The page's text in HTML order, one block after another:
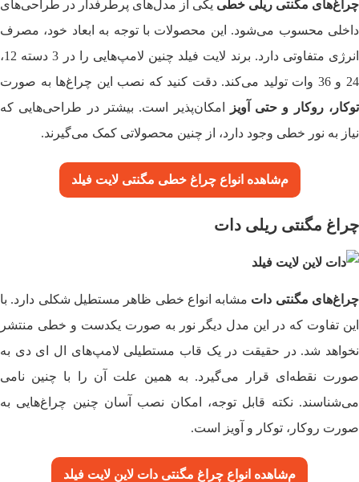
چراغ‌های مگنتی ریلی خطی یکی از مدل‌های پرطرفدار در طراحی‌های
داخلی محسوب می‌شود. این محصولات با توجه به ابعاد خود، مصرف
انرژی متفاوتی دارد. برند لایت فیلد چنین لامپ‌هایی را در 3 دسته 12،
24 و 36 وات تولید می‌کند. دقت کنید که نصب این چراغ‌ها به صورت
توکار، روکار و حتی آویز
امکان‌پذیر است. بیشتر در طراحی‌هایی که
نیاز به نور خطی وجود دارد، از چنین محصولاتی کمک می‌گیرند.
مشاهده انواع چراغ خطی مگنتی لایت فیلد
چراغ مگنتی ریلی دات
چراغ‌های مگنتی دات مشابه انواع خطی ظاهر مستطیل شکلی دارد. با
این تفاوت که در این مدل دیگر نور به صورت یکدست و خطی منتشر
نخواهد شد. در حقیقت در یک قاب مستطیلی لامپ‌های ال ای دی به
صورت نقطه‌ای قرار می‌گیرد. به همین علت آن را با چنین نامی
می‌شناسند. نکته قابل توجه، امکان نصب آسان چنین چراغ‌هایی به
صورت روکار، توکار و آویز است.
مشاهده انواع چراغ مگنتی دات لاین لایت فیلد